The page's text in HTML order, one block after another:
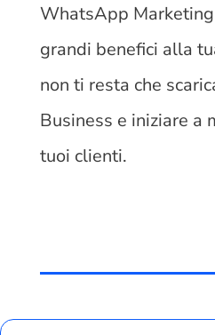
WhatsApp
grandi benefici alla
non ti resta che
Business e iniziare a
tuoi clienti.